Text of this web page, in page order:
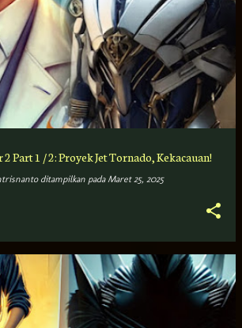
Part 1 / 2: Proyek Jet Tornado, Kekacauan!
ditampilkan padaMaret 25, 2025